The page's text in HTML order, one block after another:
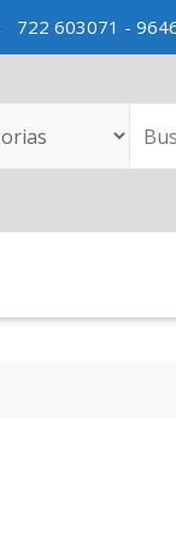
722 603071 -